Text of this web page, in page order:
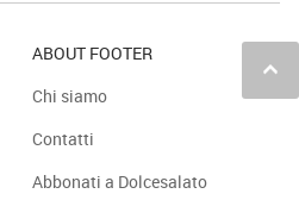
keyboard_arrow_up
ABOUT FOOTER
Chi siamo
Contatti
Abbonati a Dolcesalato